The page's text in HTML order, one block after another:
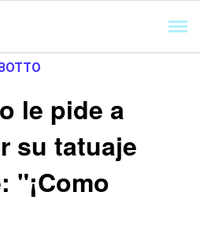
le pide a
su tatuaje
"¡Como